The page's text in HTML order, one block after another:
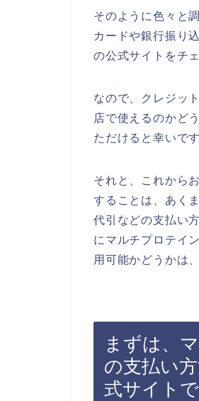
そのように色々と
カードや銀行振り
の公式サイトをチ
なので、クレジッ
店で使えるのかど
ただけると幸いです
それと、これから
することは、あく
代引などの支払い
にマルチプロテイ
用可能かどうかは
まずは、
の支払い
式サイト